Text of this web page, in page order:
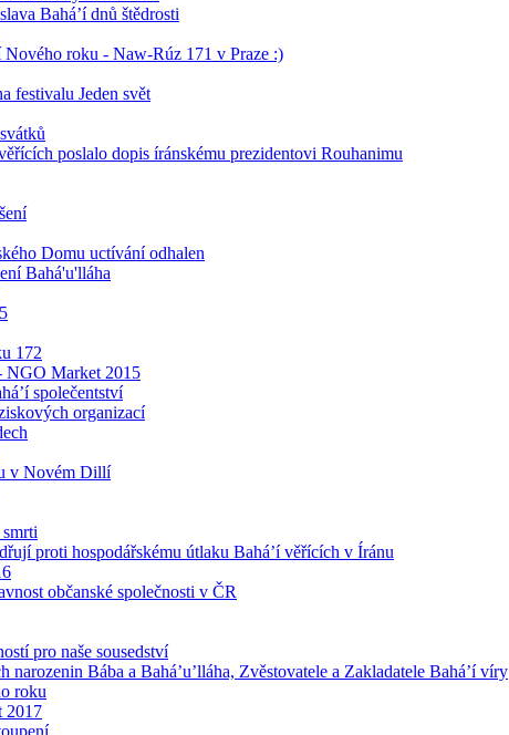
Bahá’í dnů štědrosti
Nového roku - Naw-Rúz 171 v Praze :)
festivalu Jeden svět
poslalo dopis íránskému prezidentovi Rouhanimu
Domu uctívání odhalen
Bahá'u'lláha
172
NGO Market 2015
společentství
organizací
v Novém Dillí
proti hospodářskému útlaku Bahá’í věřících v Íránu
občanské společnosti v ČR
pro naše sousedství
narozenin Bába a Bahá’u’lláha, Zvěstovatele a Zakladatele Bahá’í víry
roku
2017